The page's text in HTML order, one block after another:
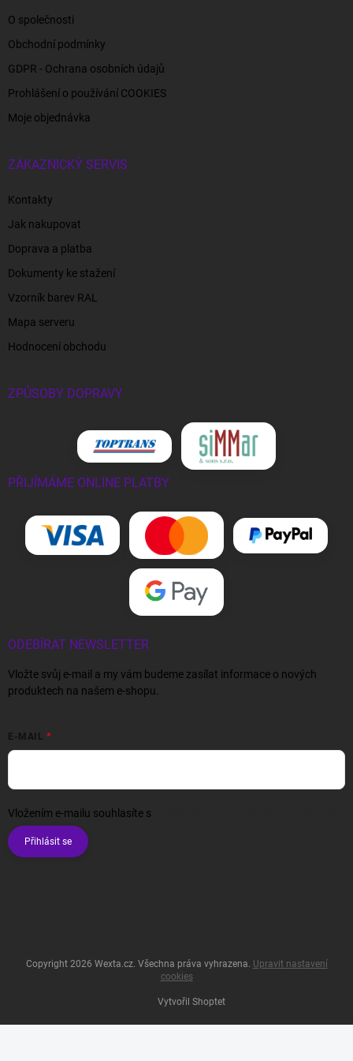
O společnosti
Obchodní podmínky
GDPR - Ochrana osobních údajů
Prohlášení o používání COOKIES
Moje objednávka
ZÁKAZNICKÝ SERVIS
Kontakty
Jak nakupovat
Doprava a platba
Dokumenty ke stažení
Vzorník barev RAL
Mapa serveru
Hodnocení obchodu
ZPŮSOBY DOPRAVY
PŘIJÍMÁME ONLINE PLATBY
ODEBÍRAT NEWSLETTER
Vložte svůj e-mail a my vám budeme zasílat informace o nových
produktech na našem e-shopu.
E-MAIL
Vložením e-mailu souhlasíte s
Přihlásit se
Vytvořil Shoptet
Copyright 2026 Wexta.cz. Všechna práva vyhrazena. Upravit nastavení
cookies